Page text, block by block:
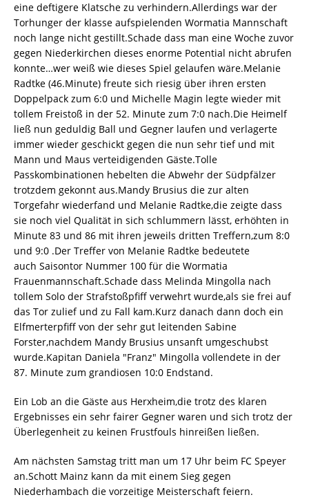
eine deftigere Klatsche zu verhindern.Allerdings war der
Torhunger der klasse aufspielenden Wormatia Mannschaft
noch lange nicht gestillt.Schade dass man eine Woche zuvor
gegen Niederkirchen dieses enorme Potential nicht abrufen
konnte…wer weiß wie dieses Spiel gelaufen wäre.Melanie
Radtke (46.Minute) freute sich riesig über ihren ersten
Doppelpack zum 6:0 und Michelle Magin legte wieder mit
tollem Freistoß in der 52. Minute zum 7:0 nach.Die Heimelf
ließ nun geduldig Ball und Gegner laufen und verlagerte
immer wieder geschickt gegen die nun sehr tief und mit
Mann und Maus verteidigenden Gäste.Tolle
Passkombinationen hebelten die Abwehr der Südpfälzer
trotzdem gekonnt aus.Mandy Brusius die zur alten
Torgefahr wiederfand und Melanie Radtke,die zeigte dass
sie noch viel Qualität in sich schlummern lässt, erhöhten in
Minute 83 und 86 mit ihren jeweils dritten Treffern,zum 8:0
und 9:0 .Der Treffer von Melanie Radtke bedeutete
auch Saisontor Nummer 100 für die Wormatia
Frauenmannschaft.Schade dass Melinda Mingolla nach
tollem Solo der Strafstoßpfiff verwehrt wurde,als sie frei auf
das Tor zulief und zu Fall kam.Kurz danach dann doch ein
Elfmerterpfiff von der sehr gut leitenden Sabine
Forster,nachdem Mandy Brusius unsanft umgeschubst
wurde.Kapitan Daniela "Franz" Mingolla vollendete in der
87. Minute zum grandiosen 10:0 Endstand.
Ein Lob an die Gäste aus Herxheim,die trotz des klaren
Ergebnisses ein sehr fairer Gegner waren und sich trotz der
Überlegenheit zu keinen Frustfouls hinreißen ließen.
Am nächsten Samstag tritt man um 17 Uhr beim FC Speyer
an.Schott Mainz kann da mit einem Sieg gegen
Niederhambach die vorzeitige Meisterschaft feiern.